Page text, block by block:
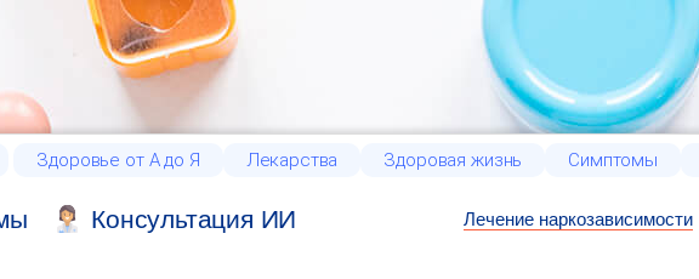
Здоровье от А до Я Лекарства Здоровая жизнь Симптомы
Консультация ИИ Лечение наркозависимости